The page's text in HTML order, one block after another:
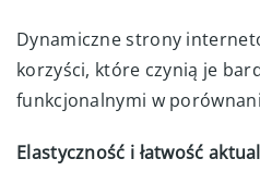
Dynamiczne strony
korzyści, które czynią je
funkcjonalnymi w
Elastyczność i łatwość